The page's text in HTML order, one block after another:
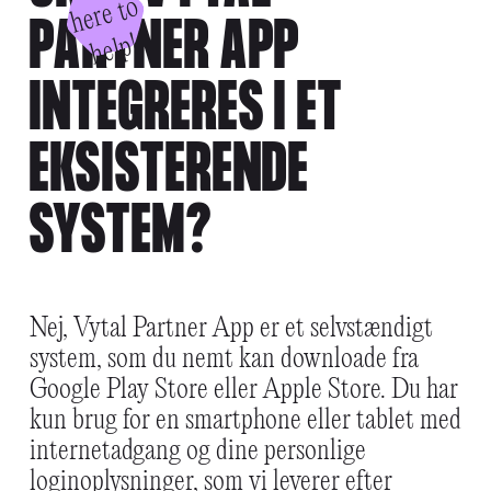
o
p!
PARTNER APP
INTEGRERES I ET
EKSISTERENDE
SYSTEM?
Nej, Vytal Partner App er et selvstændigt
system, som du nemt kan downloade fra
Google Play Store eller Apple Store. Du har
kun brug for en smartphone eller tablet med
internetadgang og dine personlige
loginoplysninger, som vi leverer efter